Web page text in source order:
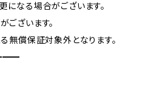
なる場合がございます。
ざいます。
無償保証対象外となります。